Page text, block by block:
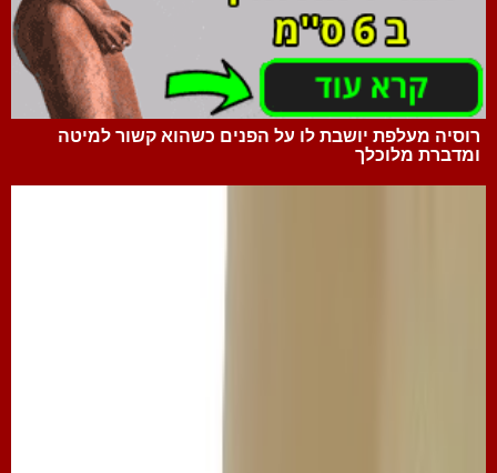
רוסיה מעלפת יושבת לו על הפנים כשהוא קשור למיטה
ומדברת מלוכלך